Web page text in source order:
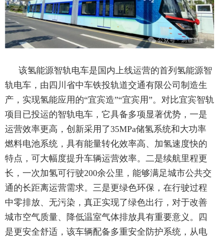
该氢能源智轨电车是国内上线运营的首列氢能源智
轨电车，由四川省中车铁投轨道交通有限公司制造生
产，实现氢能应用的“宜宾造”“宜宾用”。对比宜宾智轨
项目已投运的智轨电车，它具备多项显著优势，一是
运营效率更高，创新采用了35MPa储氢系统和大功率
燃料电池系统，具有能量转化效率高、加氢速度快的
特点，可大幅度提升车辆运营效率。二是续航里程更
长，一次加氢可行驶200余公里，能够满足城市公共交
通的长距离运营需求。三是更绿色环保，在行驶过程
中零排放、无污染，真正实现了绿色出行，对于改善
城市空气质量、降低温室气体排放具有重要意义。四
是更安全舒适，该车辆配备多重安全防护系统，从电